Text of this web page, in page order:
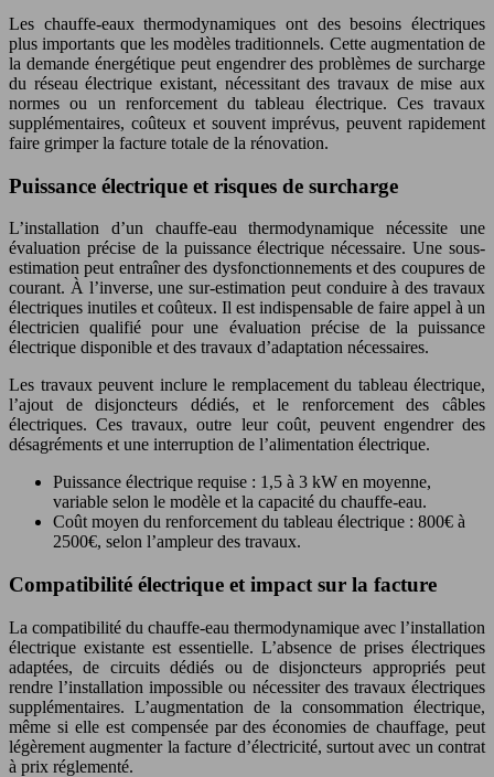
Les chauffe-eaux thermodynamiques ont des besoins électriques
plus importants que les modèles traditionnels. Cette augmentation de
la demande énergétique peut engendrer des problèmes de surcharge
du réseau électrique existant, nécessitant des travaux de mise aux
normes ou un renforcement du tableau électrique. Ces travaux
supplémentaires, coûteux et souvent imprévus, peuvent rapidement
faire grimper la facture totale de la rénovation.
Puissance électrique et risques de surcharge
L’installation d’un chauffe-eau thermodynamique nécessite une
évaluation précise de la puissance électrique nécessaire. Une sous-
estimation peut entraîner des dysfonctionnements et des coupures de
courant. À l’inverse, une sur-estimation peut conduire à des travaux
électriques inutiles et coûteux. Il est indispensable de faire appel à un
électricien qualifié pour une évaluation précise de la puissance
électrique disponible et des travaux d’adaptation nécessaires.
Les travaux peuvent inclure le remplacement du tableau électrique,
l’ajout de disjoncteurs dédiés, et le renforcement des câbles
électriques. Ces travaux, outre leur coût, peuvent engendrer des
désagréments et une interruption de l’alimentation électrique.
Puissance électrique requise : 1,5 à 3 kW en moyenne,
variable selon le modèle et la capacité du chauffe-eau.
Coût moyen du renforcement du tableau électrique : 800€ à
2500€, selon l’ampleur des travaux.
Compatibilité électrique et impact sur la facture
La compatibilité du chauffe-eau thermodynamique avec l’installation
électrique existante est essentielle. L’absence de prises électriques
adaptées, de circuits dédiés ou de disjoncteurs appropriés peut
rendre l’installation impossible ou nécessiter des travaux électriques
supplémentaires. L’augmentation de la consommation électrique,
même si elle est compensée par des économies de chauffage, peut
légèrement augmenter la facture d’électricité, surtout avec un contrat
à prix réglementé.